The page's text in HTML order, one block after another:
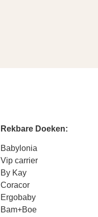
Rekbare Doeken:
Babylonia
Vip carrier
By Kay
Coracor
Ergobaby
Bam+Boe